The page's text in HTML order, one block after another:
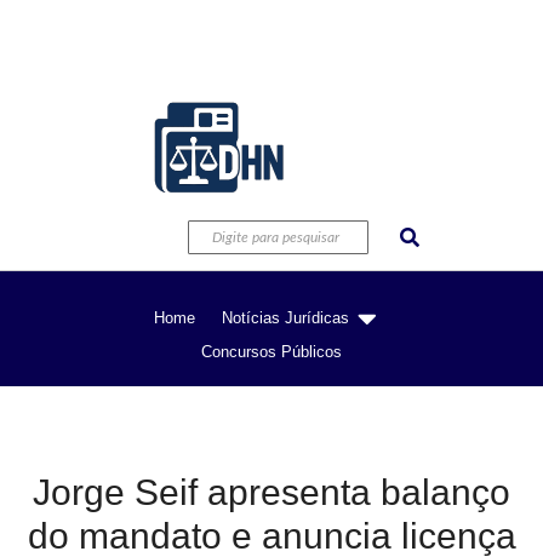
Home
Notícias Jurídicas
Concursos Públicos
Jorge Seif apresenta balanço
do mandato e anuncia licença